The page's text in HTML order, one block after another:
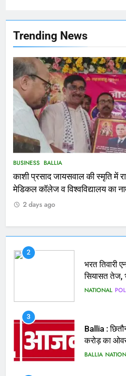
Trending News
BUSINESS BALLIA
काशी प्रसाद जायसवाल की स्मृति में
मेडिकल कॉलेज व विश्वविद्यालय का
2 days ago
फांसी लगाकर
NATIONAL
167
Ballia : थैंक्यू
मिले 1.38
NATIONAL
कोचिंग सेंटर
बचाने के लिए
2
भरत
सियासत तेज,
NATIONAL
3
Ballia :
करोड़ का
BALLIA
4
Ballia :
बाईपास और
तैयारी तेज
BALLIA